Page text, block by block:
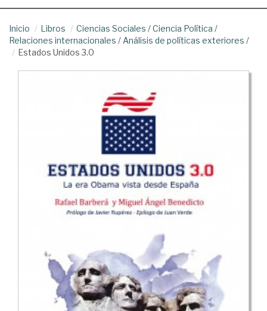
Inicio Libros Ciencias Sociales /Ciencia Política /
Relaciones internacionales / Análisis de políticas exteriores /
Estados Unidos 3.0